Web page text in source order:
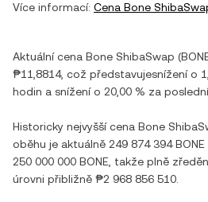
Více informací: Cena Bone
Aktuální cena Bone ShibaSwap (
₱11,8814, což představujesníženío
hodin a sníženío 20,00 % za
Historicky nejvyšší cena Bone
oběhu je aktuálně 249 874 394 BONE
250 000 000 BONE , takže plně
úrovni přibližně ₱2 968 856 510